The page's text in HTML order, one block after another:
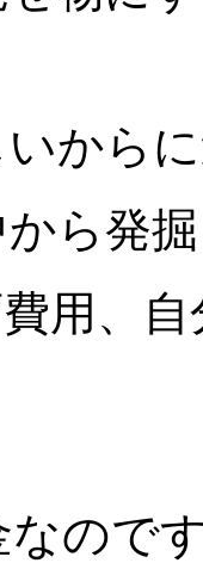
から
ら発
用、
ので